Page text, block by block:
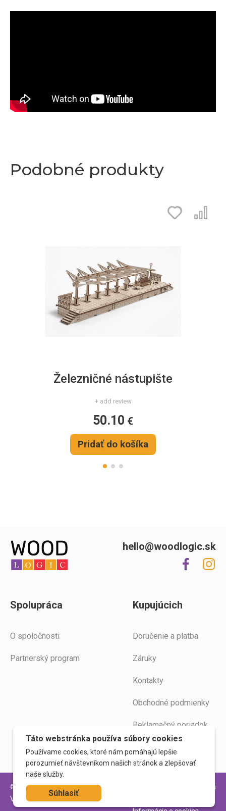
Podobné produkty
Železničné nástupište
+ add review
50.10 €
Pridať do košíka
Spolupráca
O spoločnosti
Partnerský program
Kupujúcich
Doručenie a platba
Záruky
Kontakty
Obchodné podmienky
Reklamačný poriadok
Poučenie
hello@woodlogic.sk
© 2026. WoodLogic
Všetky práva vyhradené
Zásady ochrany osobných
Táto webstránka používa súbory cookies
Používame cookies, ktoré nám pomáhajú lepšie
porozumieť návštevníkom našich stránok a zlepšovať
naše služby.
Súhlasiť